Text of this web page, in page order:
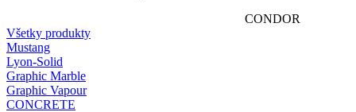
CONDOR
Všetky produkty
Mustang
Lyon-Solid
Graphic Marble
Graphic Vapour
CONCRETE